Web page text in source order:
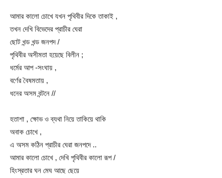
আমার কালো চোখে যখন পৃথিবীর দিকে তাকাই ,
তখন দেখি বিভেদের প্রাচীর ঘেরা
ছোট খন্ড খন্ড জনপদ /
পৃথিবীর অসীমতা হয়েছে বিলীন ;
ধর্মের আপ -সংঘায় ,
বর্ণের বৈষমতায় ,
ধনের অসম বন্টনে //
হতাশা , ক্ষোভ ও ব্যথা নিয়ে তাকিয়ে থাকি
অবাক চোখে ,
এ অসম কঠিন প্রাচীর ঘেরা জনপদে ..
আমার কালো চোখে , দেখি পৃথিবীর কালো রূপ /
হিংস্রতার ঘন মেঘ আছে ছেয়ে